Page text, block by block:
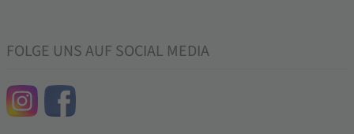
FOLGE UNS AUF SOCIAL MEDIA